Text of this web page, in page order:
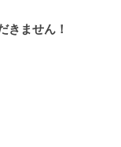
きません！